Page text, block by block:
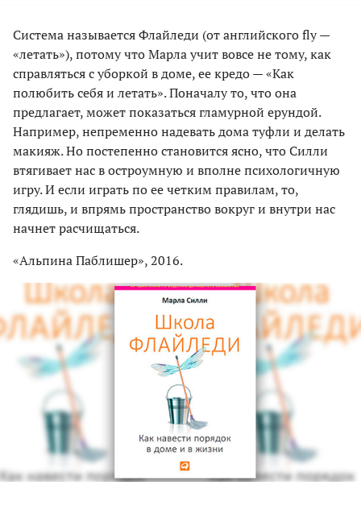
Система называется Флайледи (от английского fly —
«летать»), потому что Марла учит вовсе не тому, как
справляться с уборкой в доме, ее кредо — «Как
полюбить себя и летать». Поначалу то, что она
предлагает, может показаться гламурной ерундой.
Например, непременно надевать дома туфли и делать
макияж. Но постепенно становится ясно, что Силли
втягивает нас в остроумную и вполне психологичную
игру. И если играть по ее четким правилам, то,
глядишь, и впрямь пространство вокруг и внутри нас
начнет расчищаться.
«Альпина Паблишер», 2016.